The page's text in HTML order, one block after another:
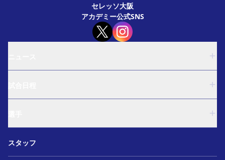
セレッソ大阪
アカデミー公式SNS
ガールズU-15
和歌山U-15
U-18
スタッフ